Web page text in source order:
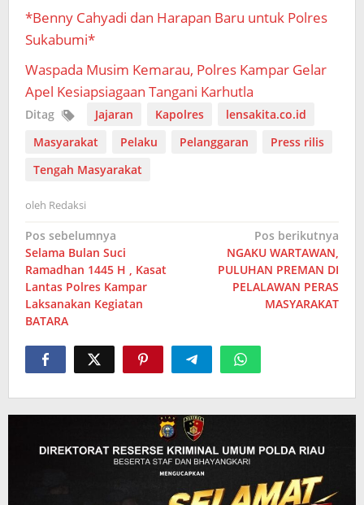
*Benny Cahyadi dan Harapan Baru untuk Polres
Sukabumi*
Waspada Musim Kemarau, Polres Kampar Gelar
Apel Kesiapsiagaan Tangani Karhutla
Ditag Jajaran Kapolres
lensakita.co.id
Masyarakat
Pelaku Pelanggaran
Press rilis
Tengah Masyarakat
oleh Redaksi
Navigasi
pos
Pos sebelumnya
Selama Bulan Suci
Ramadhan 1445 H , Kasat
Lantas Polres Kampar
Laksanakan Kegiatan
BATARA
Pos berikutnya
NGAKU WARTAWAN,
PULUHAN PREMAN DI
PELALAWAN PERAS
MASYARAKAT